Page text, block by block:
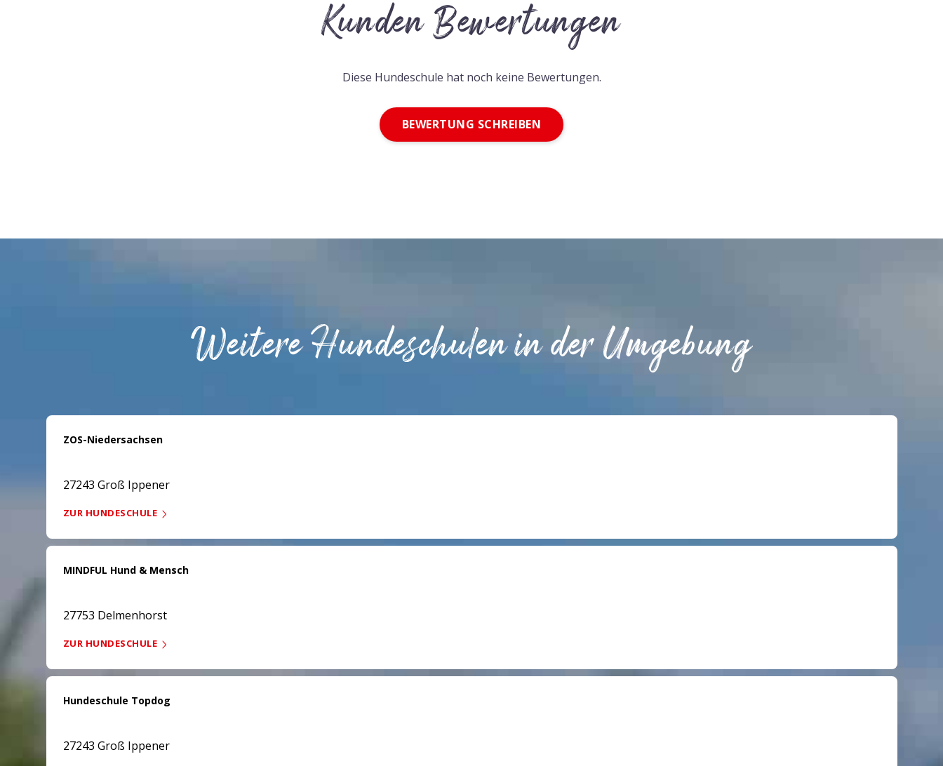
Kunden Bewertungen
Diese Hundeschule hat noch keine Bewertungen.
BEWERTUNG SCHREIBEN
Weitere Hundeschulen in der Umgebung
ZOS-Niedersachsen
27243 Groß Ippener
ZUR HUNDESCHULE
MINDFUL Hund & Mensch
27753 Delmenhorst
ZUR HUNDESCHULE
Hundeschule Topdog
27243 Groß Ippener